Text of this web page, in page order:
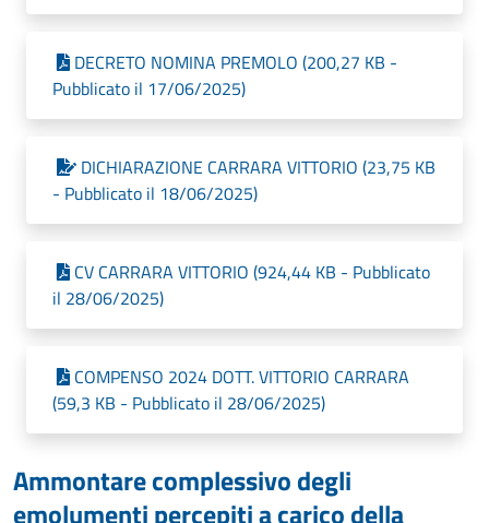
DECRETO NOMINA PREMOLO (200,27 KB -
Pubblicato il 17/06/2025)
DICHIARAZIONE CARRARA VITTORIO (23,75 KB
- Pubblicato il 18/06/2025)
CV CARRARA VITTORIO (924,44 KB - Pubblicato
il 28/06/2025)
COMPENSO 2024 DOTT. VITTORIO CARRARA
(59,3 KB - Pubblicato il 28/06/2025)
Ammontare complessivo degli
emolumenti percepiti a carico della